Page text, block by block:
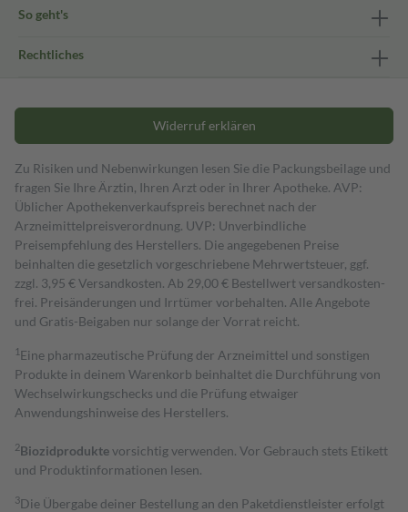
So geht's
Rechtliches
Widerruf erklären
Zu Risiken und Nebenwirkungen lesen Sie die Packungsbeilage und
fragen Sie Ihre Ärztin, Ihren Arzt oder in Ihrer Apotheke. AVP:
Üblicher Apothekenverkaufspreis berechnet nach der
Arzneimittelpreisverordnung. UVP: Unverbindliche
Preisempfehlung des Herstellers. Die angegebenen Preise
beinhalten die gesetzlich vorgeschriebene Mehrwertsteuer, ggf.
zzgl. 3,95 € Versandkosten. Ab 29,00 € Bestell­wert versand­kosten­
frei. Preisänderungen und Irrtümer vorbehalten. Alle Angebote
und Gratis-Beigaben nur solange der Vorrat reicht.
1 Eine pharmazeutische Prüfung der Arzneimittel und sonstigen
Produkte in deinem Warenkorb beinhaltet die Durchführung von
Wechselwirkungschecks und die Prüfung etwaiger
Anwendungshinweise des Herstellers.
2Biozidproduktevorsichtig verwenden. Vor Gebrauch stets Etikett
und Produktinformationen lesen.
3Die Übergabe deiner Bestellung an den Paketdienstleister erfolgt